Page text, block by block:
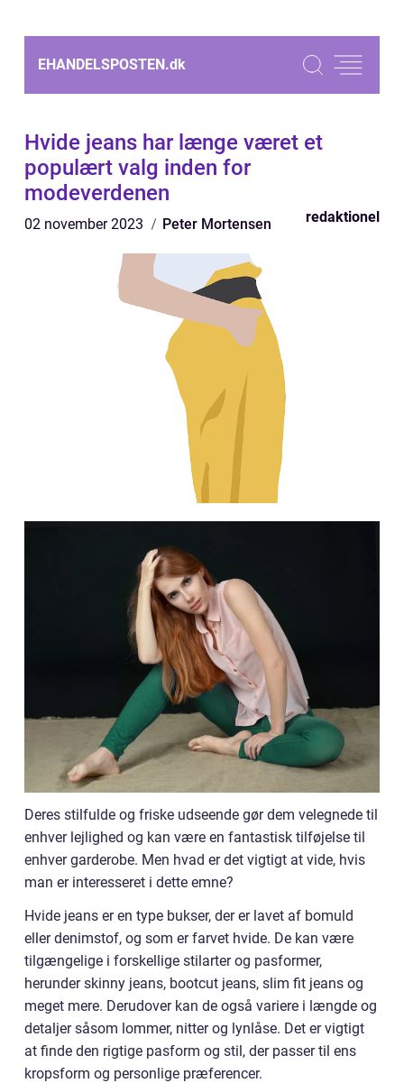
EHANDELSPOSTEN.dk
Hvide jeans har længe været et
populært valg inden for
modeverdenen
02 november 2023 Peter Mortensen redaktionel
Deres stilfulde og friske udseende gør dem velegnede til
enhver lejlighed og kan være en fantastisk tilføjelse til
enhver garderobe. Men hvad er det vigtigt at vide, hvis
man er interesseret i dette emne?
Hvide jeans er en type bukser, der er lavet af bomuld
eller denimstof, og som er farvet hvide. De kan være
tilgængelige i forskellige stilarter og pasformer,
herunder skinny jeans, bootcut jeans, slim fit jeans og
meget mere. Derudover kan de også variere i længde og
detaljer såsom lommer, nitter og lynlåse. Det er vigtigt
at finde den rigtige pasform og stil, der passer til ens
kropsform og personlige præferencer.